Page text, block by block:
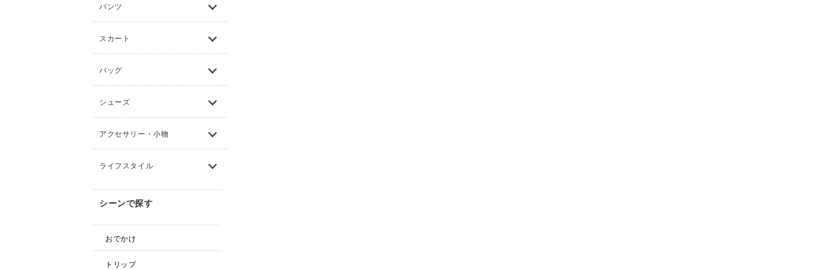
パンツ
スカート
バッグ
シューズ
アクセサリー・小物
ライフスタイル
シーンで探す
おでかけ
トリップ